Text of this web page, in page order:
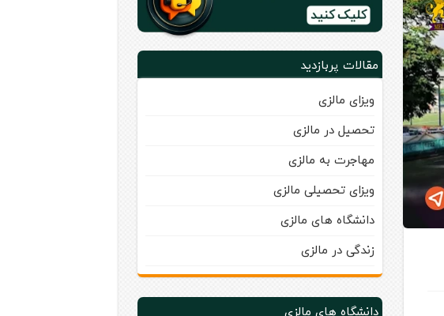
مقالات پربازدید
ویزای مالزی
تحصیل در مالزی
مهاجرت به مالزی
ویزای تحصیلی مالزی
دانشگاه های مالزی
زندگی در مالزی
دانشگاه های مالزی